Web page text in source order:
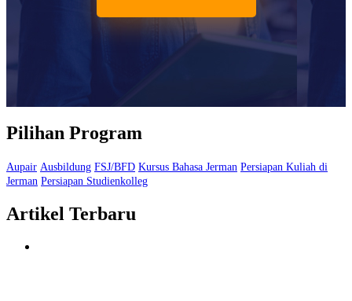
Pilihan Program
Aupair Ausbildung FSJ/BFD Kursus Bahasa Jerman Persiapan Kuliah di
Jerman Persiapan Studienkolleg
Artikel Terbaru